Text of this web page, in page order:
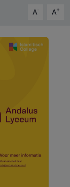
A- A+